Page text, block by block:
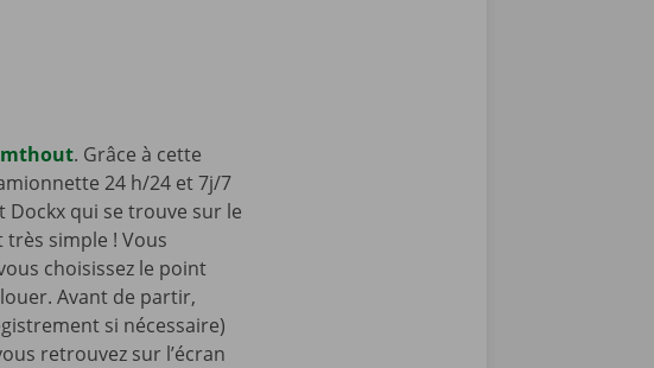
. Grâce à cette
24 h/24 et 7j/7
Dockx qui se trouve sur le
très simple ! Vous
choisissez le point
Avant de partir,
si nécessaire)
retrouvez sur l’écran